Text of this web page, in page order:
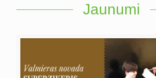
Jaunumi